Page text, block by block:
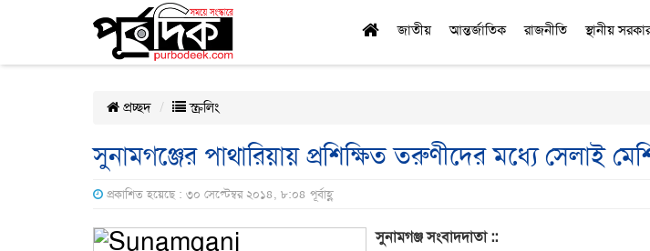
জাতীয় আন্তর্জাতিক রাজনীতি স্থানীয়
প্রচ্ছদ স্ক্রলিং
সুনামগঞ্জের পাথারিয়ায় প্রশিক্ষিত তরুণীদের মধ্যে সেলাই
প্রকাশিত হয়েছে : ৩০ সেপ্টেম্বর ২০১৪, ৮:০৪ পূর্বাহ্ণ
সুনামগঞ্জসংবাদদাতা ::